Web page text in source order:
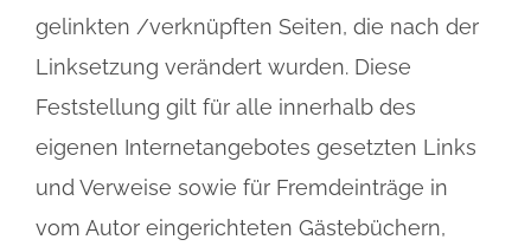
gelinkten /verknüpften Seiten, die nach der
Linksetzung verändert wurden. Diese
Feststellung gilt für alle innerhalb des
eigenen Internetangebotes gesetzten Links
und Verweise sowie für Fremdeinträge in
vom Autor eingerichteten Gästebüchern,